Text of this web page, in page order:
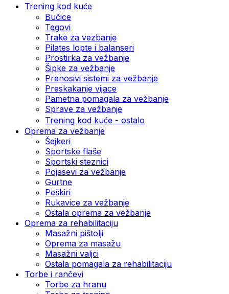
Trening kod kuće
Bučice
Tegovi
Trake za vezbanje
Pilates lopte i balanseri
Prostirka za vežbanje
Šipke za vežbanje
Prenosivi sistemi za vežbanje
Preskakanje vijace
Pametna pomagala za vežbanje
Sprave za vežbanje
Trening kod kuće - ostalo
Oprema za vežbanje
Šejkeri
Sportske flaše
Sportski steznici
Pojasevi za vežbanje
Gurtne
Peškiri
Rukavice za vežbanje
Ostala oprema za vežbanje
Oprema za rehabilitaciju
Masažni pištolji
Oprema za masažu
Masažni valjci
Ostala pomagala za rehabilitaciju
Torbe i rančevi
Torbe za hranu